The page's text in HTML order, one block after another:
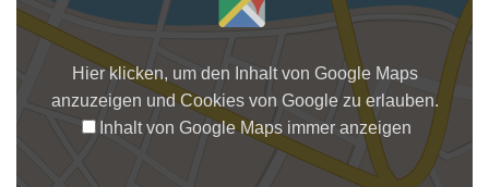
Hier klicken, um den Inhalt von Google Maps
anzuzeigen und Cookies von Google zu erlauben.
Inhalt von Google Maps immer anzeigen